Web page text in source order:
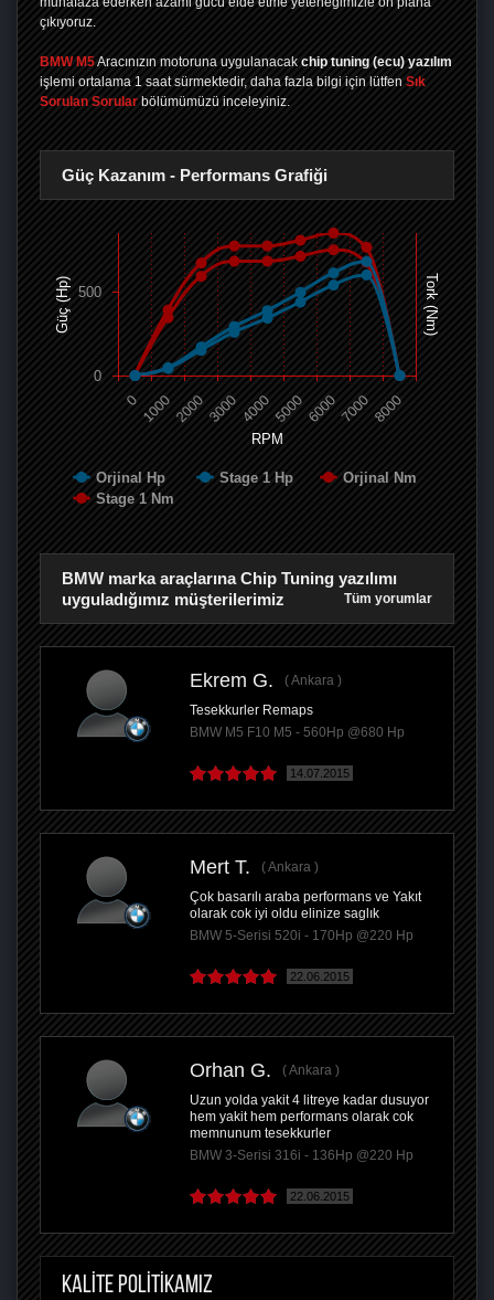
çıkıyoruz.
BMW M5Aracınızın motoruna uygulanacak chip tuning (ecu) yazılım
işlemi ortalama 1 saat sürmektedir, daha fazla bilgi için lütfen Sık
Sorulan Sorular bölümümüzü inceleyiniz.
Güç Kazanım - Performans Grafiği
RPM
Güç (Hp) Tork (Nm)
Orjinal Hp Stage 1 Hp
Orjinal Nm
Stage 1 Nm
0 100020003000 40005000600070008000
0
500
BMW marka araçlarına Chip Tuning yazılımı
uyguladığımız müşterilerimiz
Tüm yorumlar
Ekrem G.
Ankara
Tesekkurler Remaps
BMW M5 F10 M5 - 560Hp @680 Hp
14.07.2015
Mert T.
Ankara
Çok basarılı araba performans ve Yakıt
olarak cok iyi oldu elinize saglık
BMW 5-Serisi 520i - 170Hp @220 Hp
22.06.2015
Orhan G.
Ankara
Uzun yolda yakit 4 litreye kadar dusuyor
hem yakit hem performans olarak cok
memnunum tesekkurler
BMW 3-Serisi 316i - 136Hp @220 Hp
22.06.2015
KALİTE POLİTİKAMIZ